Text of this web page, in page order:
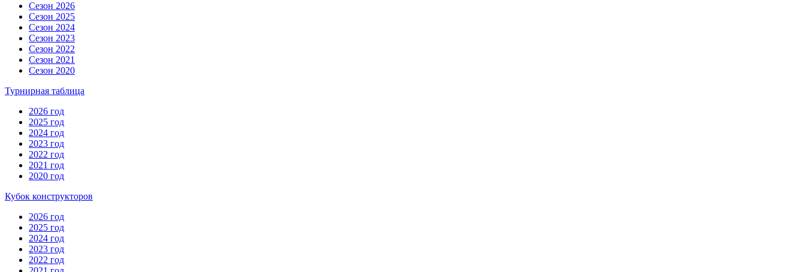
Сезон 2026
Сезон 2025
Сезон 2024
Сезон 2023
Сезон 2022
Сезон 2021
Сезон 2020
Турнирная таблица
2026 год
2025 год
2024 год
2023 год
2022 год
2021 год
2020 год
Кубок конструкторов
2026 год
2025 год
2024 год
2023 год
2022 год